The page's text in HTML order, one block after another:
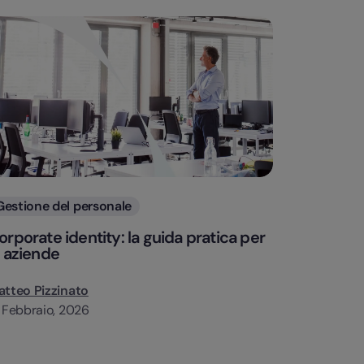
del personale
identity: la guida pratica per
aziende
Pizzinato
Febbraio, 2026